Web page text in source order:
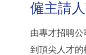
僱主請
由專才招聘
到頂尖人才的